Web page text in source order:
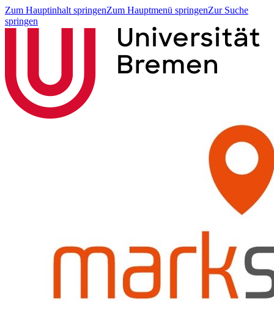
Zum Hauptinhalt springenZum Hauptmenü springenZur Suche
springen